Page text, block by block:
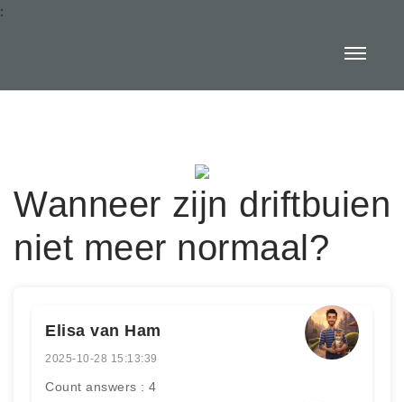
:
Wanneer zijn driftbuien
niet meer normaal?
Elisa van Ham
2025-10-28 15:13:39
Count answers : 4